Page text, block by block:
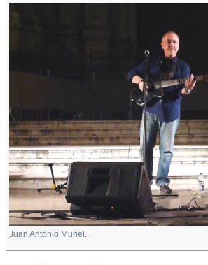
Juan Antonio Muriel.